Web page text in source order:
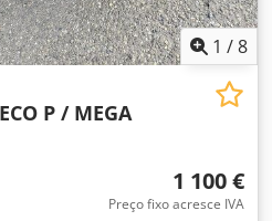
1 /8
P / MEGA
1 100 €
Preço fixo acresce IVA